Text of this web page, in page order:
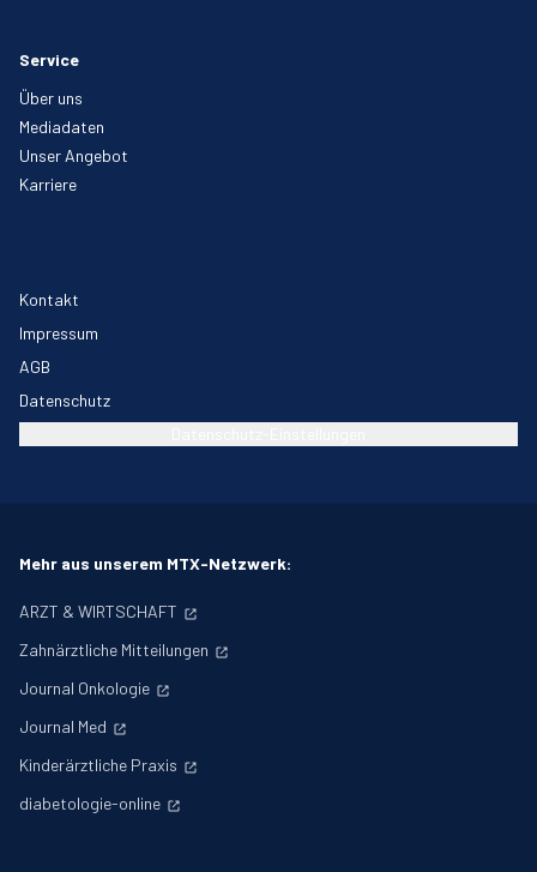
Service
Über uns
Mediadaten
Unser Angebot
Karriere
Kontakt
Impressum
AGB
Datenschutz
Mehr aus unserem MTX-Netzwerk:
ARZT & WIRTSCHAFT
Zahnärztliche Mitteilungen
Journal Onkologie
Journal Med
Kinderärztliche Praxis
diabetologie-online